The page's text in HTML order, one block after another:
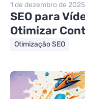
1 de dezembro de 2025
SEO para
Otimizar
Otimização SEO